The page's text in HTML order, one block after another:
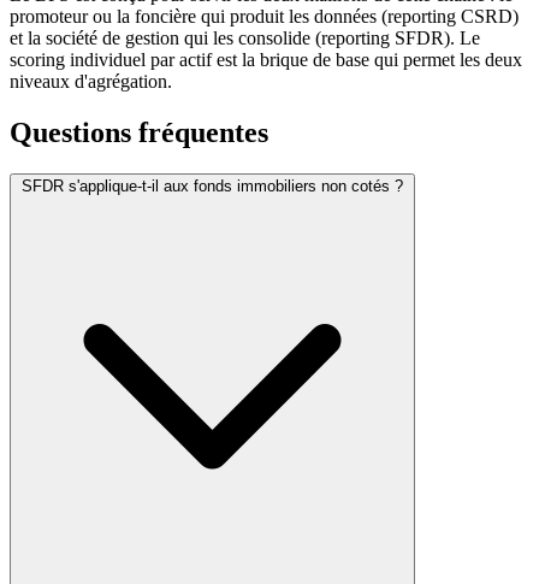
promoteur ou la foncière qui produit les données (reporting CSRD)
et la société de gestion qui les consolide (reporting SFDR). Le
scoring individuel par actif est la brique de base qui permet les deux
niveaux d'agrégation.
Questions fréquentes
SFDR s'applique-t-il aux fonds immobiliers non cotés ?